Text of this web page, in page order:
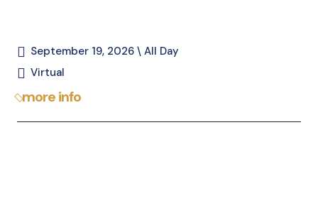
September 19, 2026 \ All Day
Virtual
more info